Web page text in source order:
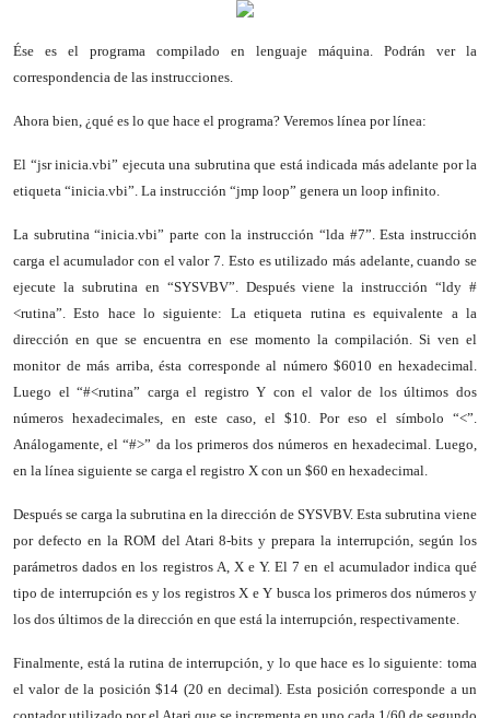
Ése es el programa compilado en lenguaje máquina. Podrán ver la
correspondencia de las instrucciones.
Ahora bien, ¿qué es lo que hace el programa? Veremos línea por línea:
El “jsr inicia.vbi” ejecuta una subrutina que está indicada más adelante por la
etiqueta “inicia.vbi”. La instrucción “jmp loop” genera un loop infinito.
La subrutina “inicia.vbi” parte con la instrucción “lda #7”. Esta instrucción
carga el acumulador con el valor 7. Esto es utilizado más adelante, cuando se
ejecute la subrutina en “SYSVBV”. Después viene la instrucción “ldy #
<rutina”. Esto hace lo siguiente: La etiqueta rutina es equivalente a la
dirección en que se encuentra en ese momento la compilación. Si ven el
monitor de más arriba, ésta corresponde al número $6010 en hexadecimal.
Luego el “#<rutina” carga el registro Y con el valor de los últimos dos
números hexadecimales, en este caso, el $10. Por eso el símbolo “<”.
Análogamente, el “#>” da los primeros dos números en hexadecimal. Luego,
en la línea siguiente se carga el registro X con un $60 en hexadecimal.
Después se carga la subrutina en la dirección de SYSVBV. Esta subrutina viene
por defecto en la ROM del Atari 8-bits y prepara la interrupción, según los
parámetros dados en los registros A, X e Y. El 7 en el acumulador indica qué
tipo de interrupción es y los registros X e Y busca los primeros dos números y
los dos últimos de la dirección en que está la interrupción, respectivamente.
Finalmente, está la rutina de interrupción, y lo que hace es lo siguiente: toma
el valor de la posición $14 (20 en decimal). Esta posición corresponde a un